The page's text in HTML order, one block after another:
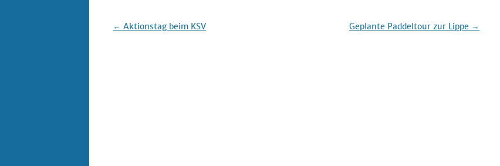
Beitrags-
← Aktionstag beim KSV Geplante Paddeltour zur Lippe →